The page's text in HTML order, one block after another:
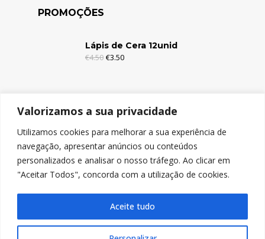
Valorizamos a sua privacidade
Utilizamos cookies para melhorar a sua experiência de
navegação, apresentar anúncios ou conteúdos
personalizados e analisar o nosso tráfego. Ao clicar em
"Aceitar Todos", concorda com a utilização de cookies.
Aceite tudo
PROMOÇÕES
Lápis de Cera 12unid
€4.50 €3.50
€2.95 €1.95
Lápis de Cor c/Borracha 12unid
€4.95 €3.95